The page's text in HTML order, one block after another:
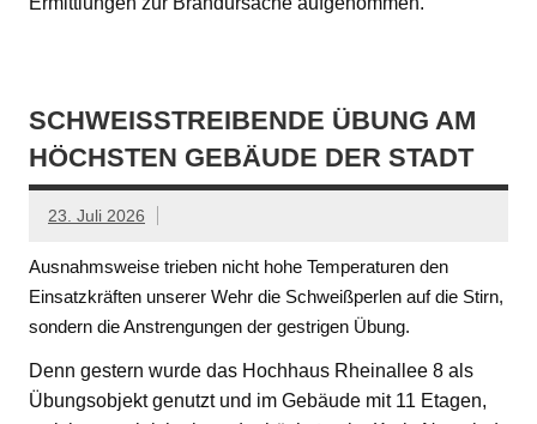
SCHWEISSTREIBENDE ÜBUNG AM H
ÖCHSTEN GEBÄUDE DER STADT
23. Juli 2026
Ausnahmsweise trieben nicht hohe Temperaturen den
Einsatzkräften unserer Wehr die Schweißperlen auf die Stirn,
sondern die Anstrengungen der gestrigen Übung.
Denn gestern wurde das Hochhaus Rheinallee 8 als
Übungsobjekt genutzt und im Gebäude mit 11 Etagen,